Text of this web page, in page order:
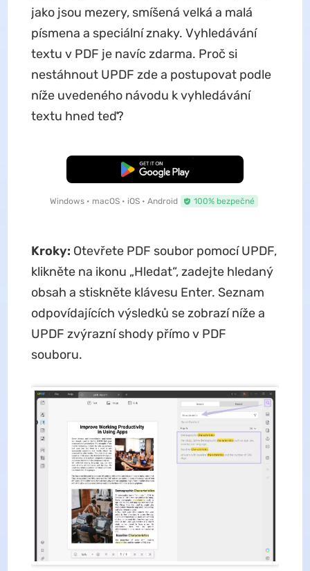
jako jsou mezery, smíšená velká a malá
písmena a speciální znaky. Vyhledávání
textu v PDF je navíc zdarma. Proč si
nestáhnout UPDF zde a postupovat podle
níže uvedeného návodu k vyhledávání
textu hned teď?
Bezplatné stažení
Windows • macOS • iOS • Android 100% bezpečné
Kroky: Otevřete PDF soubor pomocí UPDF,
klikněte na ikonu „Hledat“, zadejte hledaný
obsah a stiskněte klávesu Enter. Seznam
odpovídajících výsledků se zobrazí níže a
UPDF zvýrazní shody přímo v PDF
souboru.